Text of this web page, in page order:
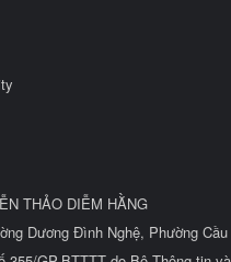
THẢO DIỄM HẰNG
Dương Đình Nghệ, Phường